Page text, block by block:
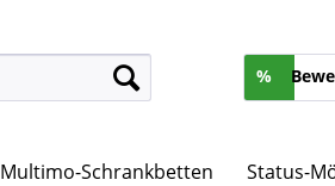
%
Multimo-Schrankbetten Status-